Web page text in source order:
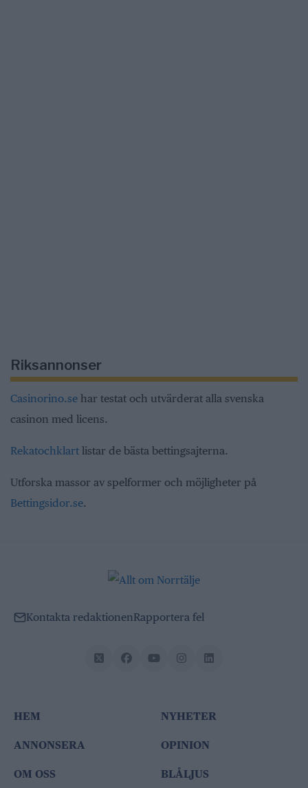
Riksannonser
Casinorino.se har testat och utvärderat alla svenska
casinon med licens.
Rekatochklart listar de bästa bettingsajterna.
Utforska massor av spelformer och möjligheter på
Bettingsidor.se.
Kontakta redaktionenRapportera fel
HEM
ANNONSERA
OM OSS
NYHETER
OPINION
BLÅLJUS